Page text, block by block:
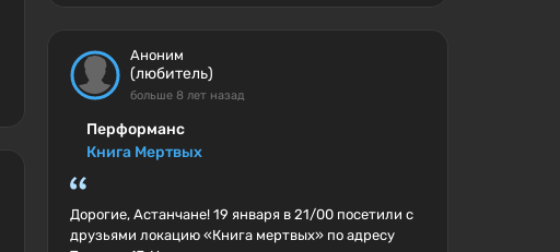
Аноним
(любитель)
больше 8 лет назад
Перформанс
Книга Мертвых
Дорогие, Астанчане! 19 января в 21/00 посетили с
друзьями локацию «Книга мертвых» по адресу